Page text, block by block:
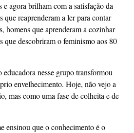
e agora brilham com a satisfação da
que reaprenderam a ler para contar
homens que aprenderam a cozinhar
que descobriram o feminismo aos 80
nesse grupo transformou
envelhecimento. Hoje, não vejo a
mas como uma fase de colheita e de
ensinou que o conhecimento é o